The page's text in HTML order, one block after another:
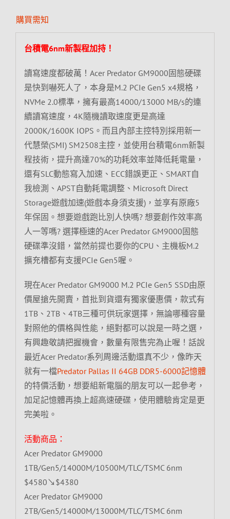
購買需知
台積電6nm新製程加持！
讀寫速度都破萬！Acer Predator GM9000固態硬碟
是快到嚇死人了，本身是M.2 PCIe Gen5 x4規格，
NVMe 2.0標準，擁有最高14000/13000 MB/s的連
續讀寫速度，4K隨機讀取速度更是高達
2000K/1600K IOPS。而且內部主控特別採用新一
代慧榮(SMI) SM2508主控，並使用台積電6nm新製
程技術，提升高達70%的功耗效率並降低耗電量，
還有SLC動態寫入加速、ECC錯誤更正、SMART自
我檢測、APST自動耗電調整、Microsoft Direct
Storage遊戲加速(遊戲本身須支援)，並享有原廠5
年保固。想要遊戲跑比別人快嗎? 想要創作效率高
人一等嗎? 選擇極速的Acer Predator GM9000固態
硬碟準沒錯，當然前提也要你的CPU、主機板M.2
擴充槽都有支援PCIe Gen5喔。
現在Acer Predator GM9000 M.2 PCIe Gen5 SSD由原
價屋搶先開賣，首批到貨還有獨家優惠價，款式有
1TB、2TB、4TB三種可供玩家選擇，無論哪種容量
對照他的價格與性能，絕對都可以說是一時之選，
有興趣敬請把握機會，數量有限售完為止喔！話說
最近Acer Predator系列周邊活動還真不少，像昨天
就有一檔Predator Pallas II 64GB DDR5-6000記憶體
的特價活動，想要組新電腦的朋友可以一起參考，
加足記憶體再換上超高速硬碟，使用體驗肯定是更
完美啦。
活動商品：
Acer Predator GM9000
1TB/Gen5/14000M/10500M/TLC/TSMC 6nm
$4580↘$4380
Acer Predator GM9000
2TB/Gen5/14000M/13000M/TLC/TSMC 6nm